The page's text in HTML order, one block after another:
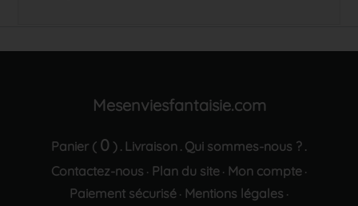
Mesenviesfantaisie.com
Panier ( 0 ) . Livraison . Qui sommes-nous ? .
Contactez-nous · Plan du site· Mon compte·
Paiement sécurisé· Mentions légales ·